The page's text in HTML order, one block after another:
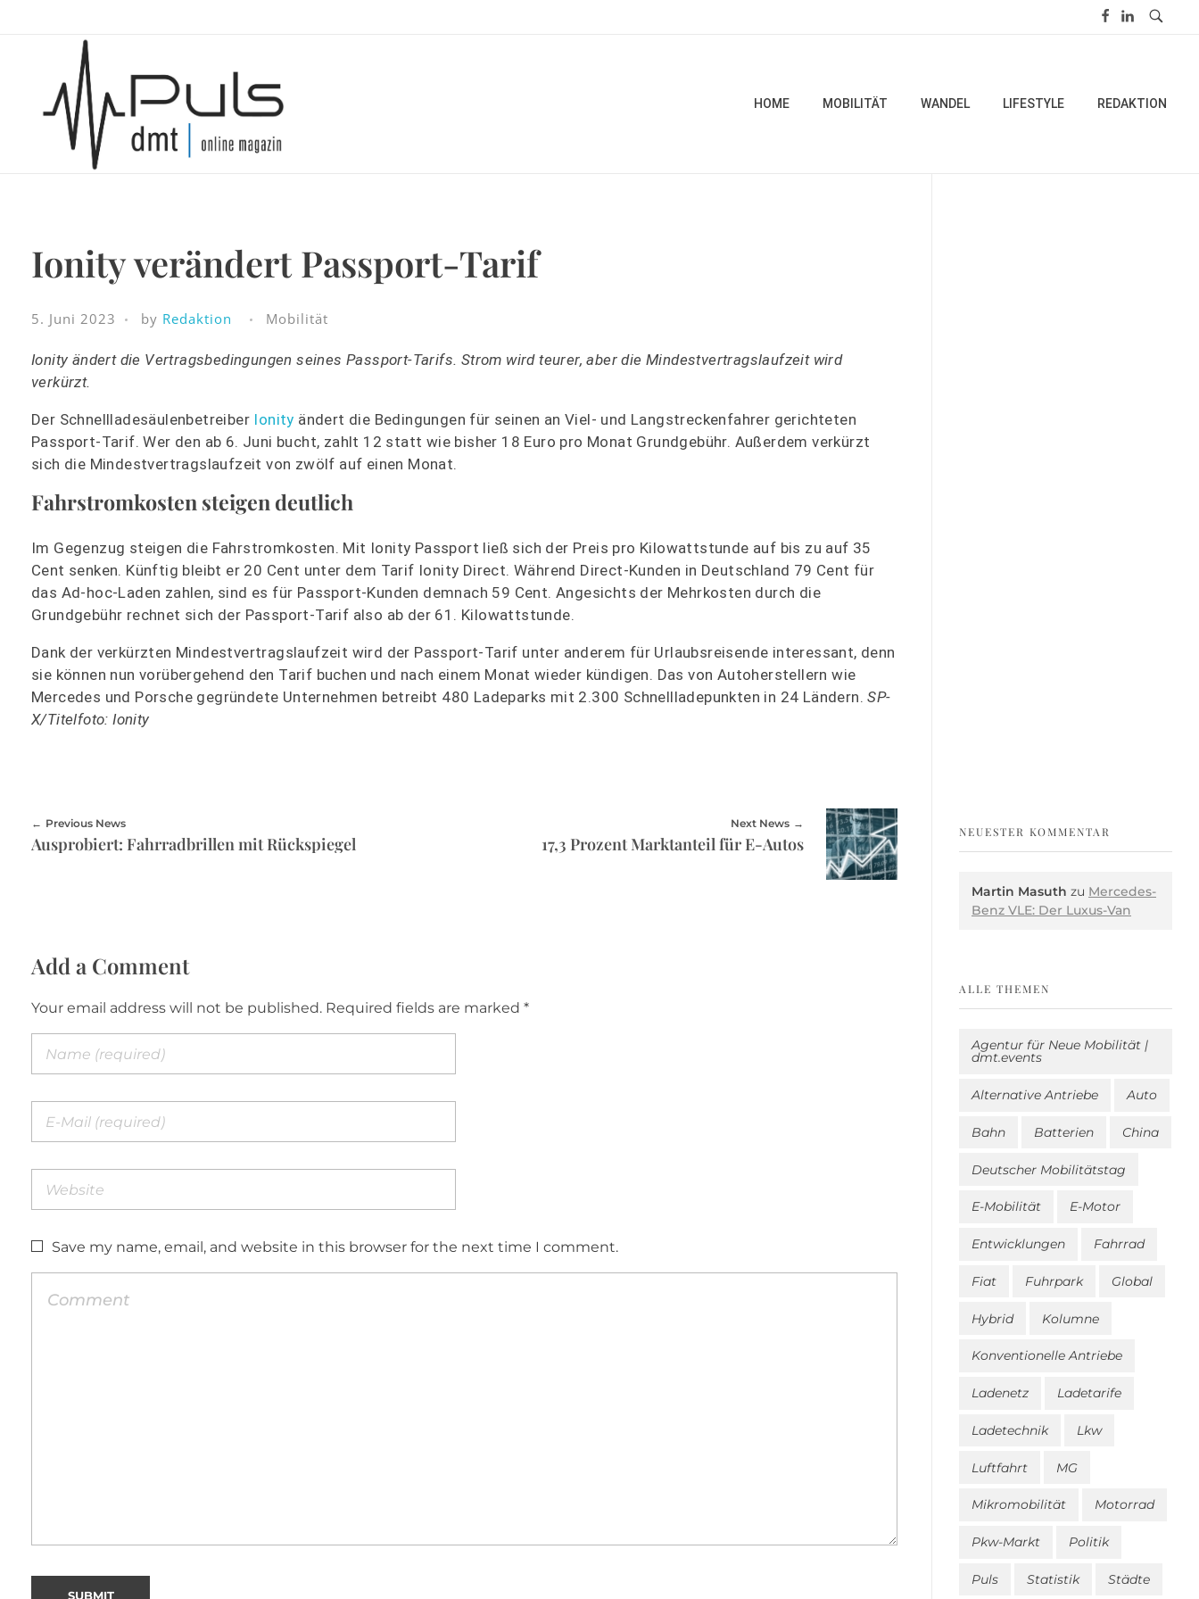
HOME MOBILITÄT WANDEL LIFESTYLE REDAKTION
Ionity verändert Passport-Tarif
5. Juni 2023 by Redaktion Mobilität
Ionity ändert die Vertragsbedingungen seines Passport-Tarifs. Strom wird teurer, aber die Mindestvertragslaufzeit wird
verkürzt.
Der Schnellladesäulenbetreiber Ionity ändert die Bedingungen für seinen an Viel- und Langstreckenfahrer gerichteten
Passport-Tarif. Wer den ab 6. Juni bucht, zahlt 12 statt wie bisher 18 Euro pro Monat Grundgebühr. Außerdem verkürzt
sich die Mindestvertragslaufzeit von zwölf auf einen Monat.
Fahrstromkosten steigen deutlich
Im Gegenzug steigen die Fahrstromkosten. Mit Ionity Passport ließ sich der Preis pro Kilowattstunde auf bis zu auf 35
Cent senken. Künftig bleibt er 20 Cent unter dem Tarif Ionity Direct. Während Direct-Kunden in Deutschland 79 Cent für
das Ad-hoc-Laden zahlen, sind es für Passport-Kunden demnach 59 Cent. Angesichts der Mehrkosten durch die
Grundgebühr rechnet sich der Passport-Tarif also ab der 61. Kilowattstunde.
Dank der verkürzten Mindestvertragslaufzeit wird der Passport-Tarif unter anderem für Urlaubsreisende interessant, denn
sie können nun vorübergehend den Tarif buchen und nach einem Monat wieder kündigen. Das von Autoherstellern wie
Mercedes und Porsche gegründete Unternehmen betreibt 480 Ladeparks mit 2.300 Schnellladepunkten in 24 Ländern.SP-
X/Titelfoto: Ionity
Previous News
Ausprobiert: Fahrradbrillen mit Rückspiegel
Next News
17,3 Prozent Marktanteil für E-Autos
Add a Comment
Your email address will not be published. Required fields are marked *
Save my name, email, and website in this browser for the next time I comment.
NEUESTER KOMMENTAR
Martin Masuth zu Mercedes-
Benz VLE: Der Luxus-Van
ALLE THEMEN
Agentur für Neue Mobilität |
dmt.events
Alternative Antriebe Auto
Bahn Batterien China
Deutscher Mobilitätstag
E-Mobilität E-Motor
Entwicklungen Fahrrad
Fiat Fuhrpark Global
Hybrid Kolumne
Konventionelle Antriebe
Ladenetz Ladetarife
Ladetechnik Lkw
Luftfahrt MG
Mikromobilität Motorrad
Pkw-Markt Politik
Puls Statistik Städte